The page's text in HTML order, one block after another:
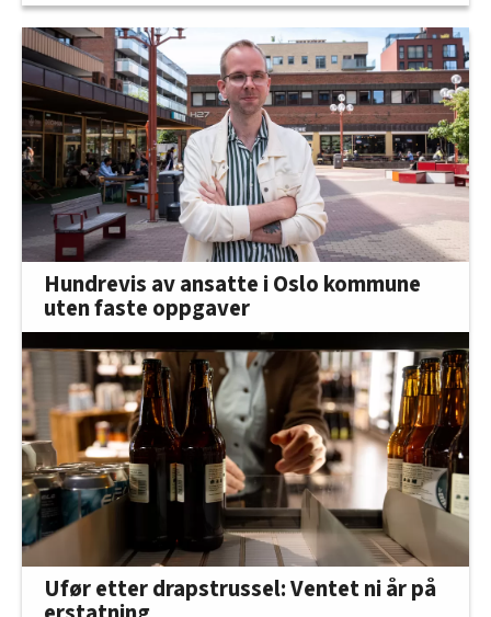
Hundrevis av ansatte i Oslo kommune
uten faste oppgaver
Ufør etter drapstrussel: Ventet ni år på